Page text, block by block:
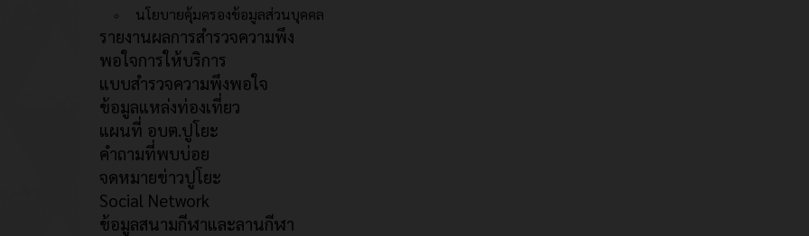
นโยบายคุ้มครองข้อมูลส่วนบุคคล
รายงานผลการสำรวจความพึง
พอใจการให้บริการ
แบบสำรวจความพึงพอใจ
ข้อมูลแหล่งท่องเที่ยว
แผนที่ อบต.ปูโยะ
คำถามที่พบบ่อย
จดหมายข่าวปูโยะ
Social Network
ข้อมูลสนามกีฬาและลานกีฬา